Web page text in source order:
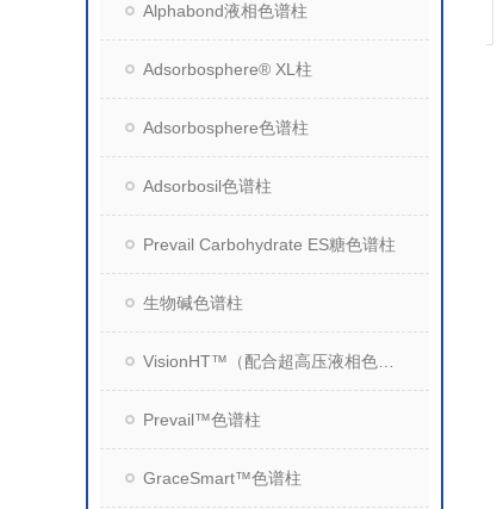
Alphabond液相色谱柱
Adsorbosphere® XL柱
Adsorbosphere色谱柱
Adsorbosil色谱柱
Prevail Carbohydrate ES糖色谱柱
生物碱色谱柱
Prevail™色谱柱
GraceSmart™色谱柱